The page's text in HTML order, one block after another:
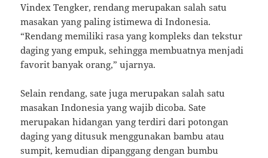
Vindex Tengker, rendang merupakan salah satu
masakan yang paling istimewa di Indonesia.
“Rendang memiliki rasa yang kompleks dan tekstur
daging yang empuk, sehingga membuatnya menjadi
favorit banyak orang,” ujarnya.
Selain rendang, sate juga merupakan salah satu
masakan Indonesia yang wajib dicoba. Sate
merupakan hidangan yang terdiri dari potongan
daging yang ditusuk menggunakan bambu atau
sumpit, kemudian dipanggang dengan bumbu